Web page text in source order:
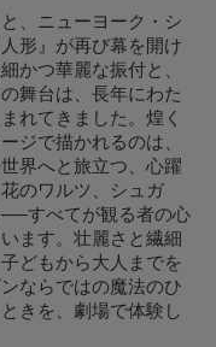
、ニューヨーク・シ
形』が再び幕を開け
かつ華麗な振付と、
舞台は、長年にわた
れてきました。煌く
ジで描かれるのは、
界へと旅立つ、心躍
のワルツ、シュガ
すべてが観る者の心
ます。壮麗さと繊細
どもから大人までを
ならではの魔法のひ
きを、劇場で体験し